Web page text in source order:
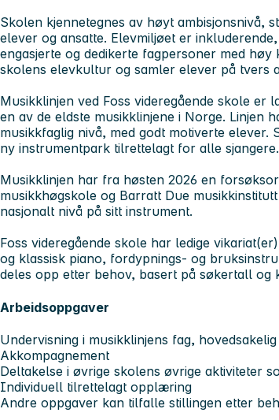
Skolen kjennetegnes av høyt ambisjonsnivå,
elever og ansatte. Elevmiljøet er
engasjerte og dedikerte fagpersoner med
skolens elevkultur og samler elever på tvers
Musikklinjen ved Foss videregående skole er
en av de eldste musikklinjene i Norge. Linjen
musikkfaglig nivå, med godt motiverte
ny instrumentpark tilrettelagt for alle sjangere.
Musikklinjen har fra høsten 2026 en
musikkhøgskole og Barratt Due
nasjonalt nivå på sitt instrument.
Foss videregående skole har ledige
og klassisk piano, fordypnings- og
deles opp etter behov, basert på søkertall og
Arbeidsoppgaver
Undervisning i musikklinjens fag,
Akkompagnement
Deltakelse i øvrige skolens øvrige aktiviteter
Individuell tilrettelagt opplæring
Andre oppgaver kan tilfalle stillingen etter